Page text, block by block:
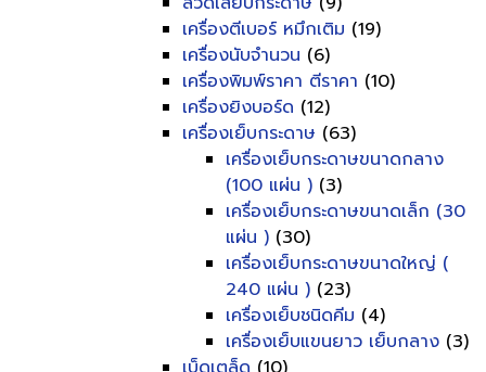
เครื่องตีเบอร์ หมึกเติม (19)
เครื่องนับจำนวน (6)
เครื่องพิมพ์ราคา ตีราคา (10)
เครื่องยิงบอร์ด (12)
เครื่องเย็บกระดาษ (63)
เครื่องเย็บกระดาษขนาดกลาง
(100 แผ่น ) (3)
เครื่องเย็บกระดาษขนาดเล็ก (30
แผ่น ) (30)
เครื่องเย็บกระดาษขนาดใหญ่ (
240 แผ่น ) (23)
เครื่องเย็บชนิดคีม (4)
เครื่องเย็บแขนยาว เย็บกลาง (3)